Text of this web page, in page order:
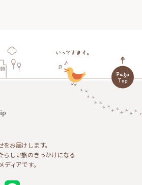
お届けします。
らしい旅のきっかけになる
ィアです。